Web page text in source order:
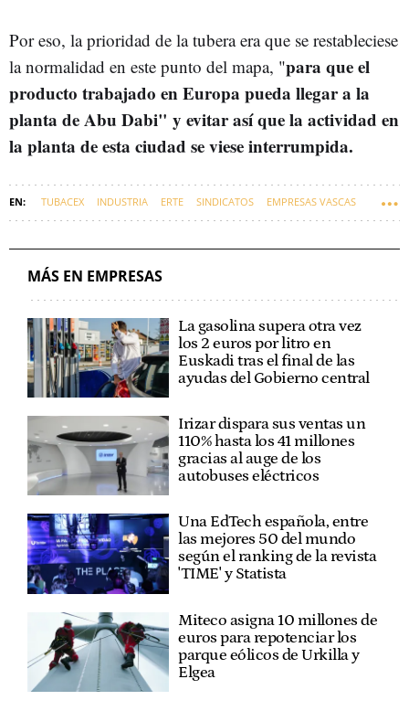
Por eso, la prioridad de la tubera era que se restableciese
la normalidad en este punto del mapa, "para que el
producto trabajado en Europa pueda llegar a la
planta de Abu Dabi" y evitar así que la actividad en
la planta de esta ciudad se viese interrumpida.
TUBACEX INDUSTRIA ERTE SINDICATOS EMPRESAS VASCAS
MÁS EN EMPRESAS
La gasolina supera otra vez
los 2 euros por litro en
Euskadi tras el final de las
ayudas del Gobierno central
Irizar dispara sus ventas un
110% hasta los 41 millones
gracias al auge de los
autobuses eléctricos
Una EdTech española, entre
las mejores 50 del mundo
según el ranking de la revista
'TIME' y Statista
Miteco asigna 10 millones de
euros para repotenciar los
parque eólicos de Urkilla y
Elgea